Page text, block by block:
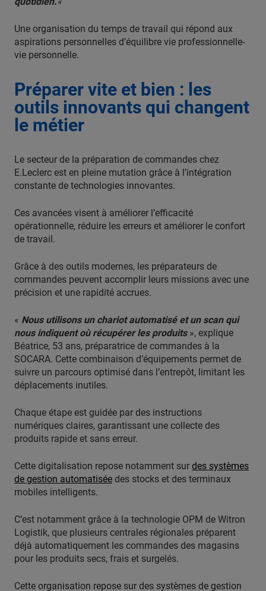
Une organisation du temps de travail qui répond aux
aspirations personnelles d’équilibre vie professionnelle-
vie personnelle.
Préparer vite et bien : les
outils innovants qui changent
le métier
Le secteur de la préparation de commandes chez
E.Leclerc est en pleine mutation grâce à l’intégration
constante de technologies innovantes.
Ces avancées visent à améliorer l’efficacité
opérationnelle, réduire les erreurs et améliorer le confort
de travail.
Grâce à des outils modernes, les préparateurs de
commandes peuvent accomplir leurs missions avec une
précision et une rapidité accrues.
« Nous utilisons un chariot automatisé et un scan qui
nous indiquent où récupérer les produits », explique
Béatrice, 53 ans, préparatrice de commandes à la
SOCARA. Cette combinaison d’équipements permet de
suivre un parcours optimisé dans l’entrepôt, limitant les
déplacements inutiles.
Chaque étape est guidée par des instructions
numériques claires, garantissant une collecte des
produits rapide et sans erreur.
Cette digitalisation repose notamment sur des systèmes
de gestion automatisée des stocks et des terminaux
mobiles intelligents.
C’est notamment grâce à la technologie OPM de Witron
Logistik, que plusieurs centrales régionales préparent
déjà automatiquement les commandes des magasins
pour les produits secs, frais et surgelés.
Cette organisation repose sur des systèmes de gestion